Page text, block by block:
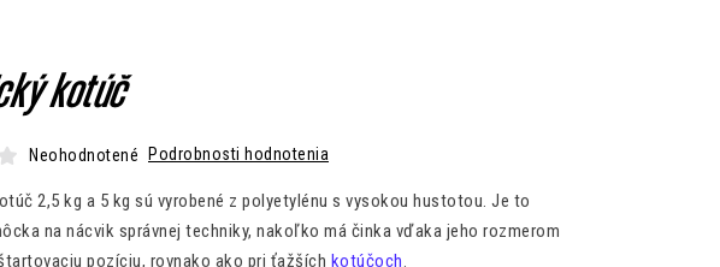
kotúč
Neohodnotené Podrobnosti hodnotenia
2,5 kg a 5 kg sú vyrobené z polyetylénu s vysokou hustotou. Je to
na nácvik správnej techniky, nakoľko má činka vďaka jeho rozmerom
pozíciu, rovnako ako pri ťažších kotúčoch.